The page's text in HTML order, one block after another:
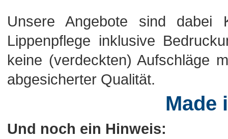
Unsere Angebote sind dabei
Lippenpflege inklusive
keine (verdeckten) Aufschläge
abgesicherter Qualität.
Made
Und noch ein Hinweis: